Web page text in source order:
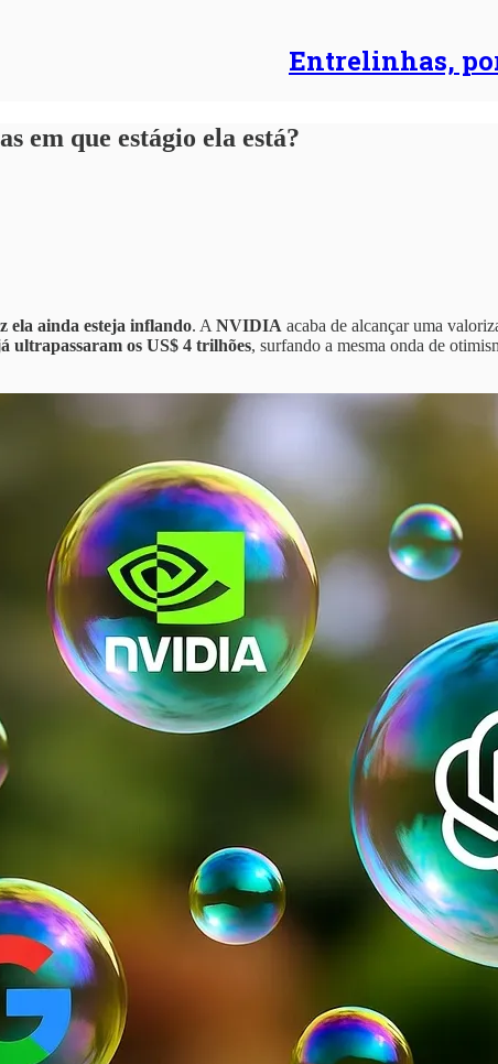
Entrelinhas,
em que estágio ela está?
ela ainda esteja inflando. A NVIDIA acaba de alcançar uma
ultrapassaram os US$ 4 trilhões, surfando a mesma onda de